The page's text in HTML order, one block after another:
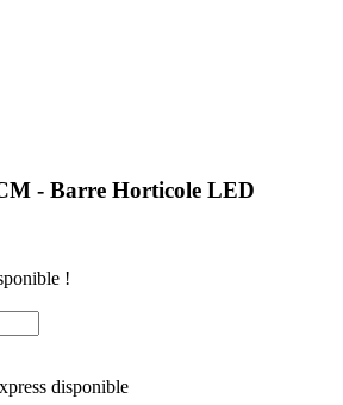
- Barre Horticole LED
!
disponible